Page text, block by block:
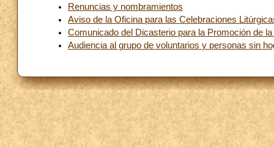
Renuncias y nombramientos
Aviso de la Oficina para las Celebraciones
Comunicado del Dicasterio para la Promoción de
Audiencia al grupo de voluntarios y personas sin